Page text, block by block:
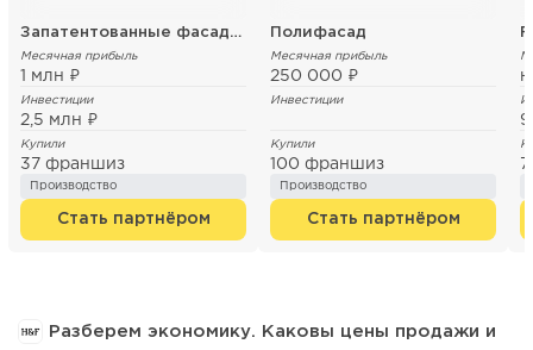
Запатентованные фасадные термопанели
Месячная прибыль
1 млн ₽
Инвестиции
2,5 млн ₽
Купили
37 франшиз
Производство
Стать партнёром
Полифасад
Месячная прибыль
250 000 ₽
Инвестиции
Купили
100 франшиз
Производство
Стать партнёром
Разберем экономику. Каковы цены продажи и